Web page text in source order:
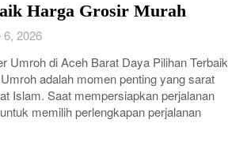
Harga Grosir Murah
2026
Umroh di Aceh Barat Daya Pilihan Terbaik
adalah momen penting yang sarat
Islam. Saat mempersiapkan perjalanan
memilih perlengkapan perjalanan